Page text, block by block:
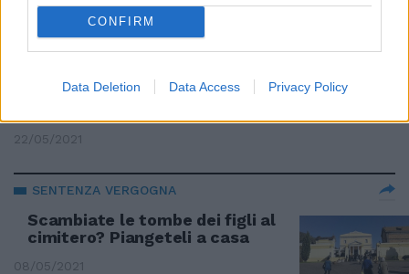
CONFIRM
Data Deletion Data Access Privacy Policy
NEANCHE PER SCHERZO
A dare del frocio si rischia
sempre una condanna per
diffamazione. Lo ribadisce la
22/05/2021
SENTENZA VERGOGNA
Scambiate le tombe dei figli al
cimitero? Piangeteli a casa
08/05/2021